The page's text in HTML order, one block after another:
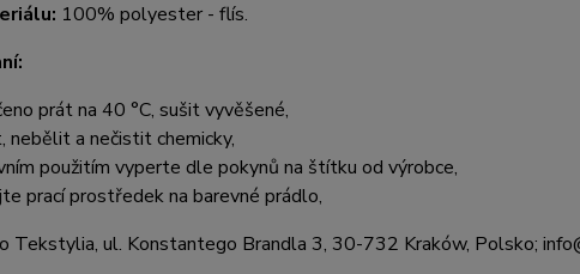
100% polyester - flís.
prát na 40 °C, sušit vyvěšené,
nebělit a nečistit chemicky,
použitím vyperte dle pokynů na štítku od výrobce,
prací prostředek na barevné prádlo,
Tekstylia, ul. Konstantego Brandla 3, 30-732 Kraków, Polsko;